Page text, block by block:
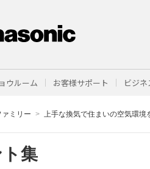
ウルーム お客様サポート ビジ
ァミリー 上手な換気で住まいの空気環境
集